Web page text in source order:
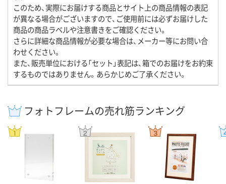
このため、実際にお届けする商品とサイト上の商品情報の表記
が異なる場合がございますので、ご使用前には必ずお届けした
商品の商品ラベルや注意書きをご確認ください。
さらに詳細な商品情報が必要な場合は、メーカー等にお問い合
わせください。
また、販売単位における「セット」表記は、箱でのお届けをお約束
するものではありません。あらかじめご了承ください。
フォトフレームの売れ筋ランキング